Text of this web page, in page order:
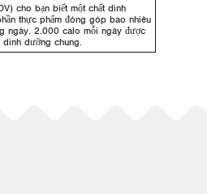
cho bạn biết một chất dinh
thực phẩm đóng góp bao nhiêu
ngày. 2.000 calo mỗi ngày được
dưỡng chung.